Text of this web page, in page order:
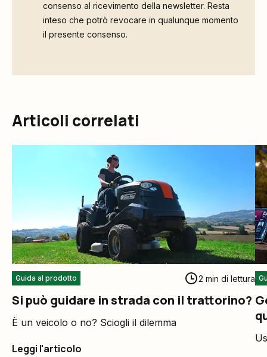
consenso al ricevimento della newsletter. Resta
inteso che potrò revocare in qualunque momento
il presente consenso.
Articoli correlati
Guida al prodotto 2 min di lettura
Si può guidare in strada con il trattorino?
È un veicolo o no? Sciogli il dilemma
Leggi l'articolo